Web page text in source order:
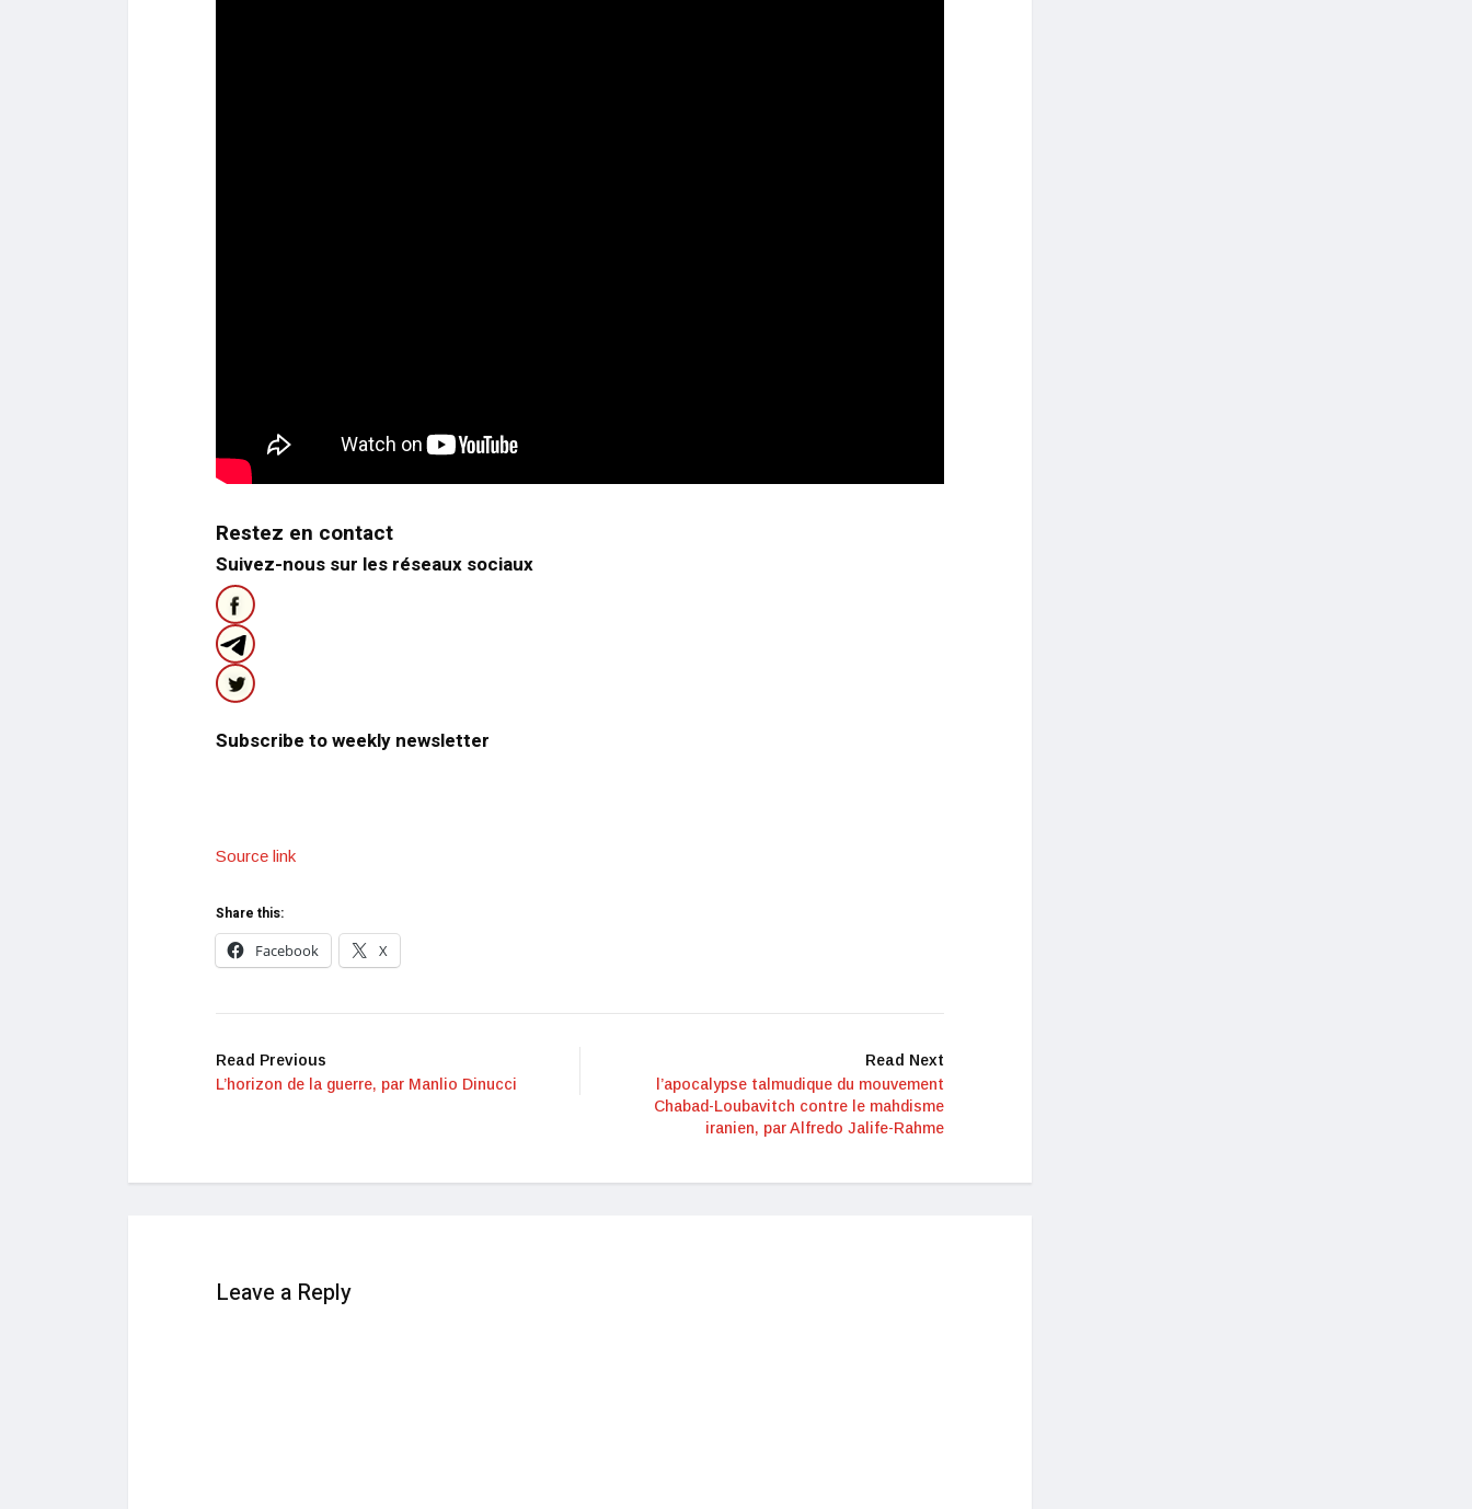
Restez en contact
Suivez-nous sur les réseaux sociaux
Subscribe to weekly newsletter
Source link
Share this:
Facebook
X
Read Previous
L’horizon de la guerre, par Manlio Dinucci
Read Next
l’apocalypse talmudique du mouvement
Chabad-Loubavitch contre le mahdisme
iranien, par Alfredo Jalife-Rahme
Leave a Reply